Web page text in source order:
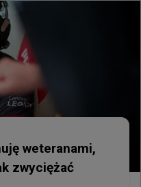
weteranami,
zwyciężać